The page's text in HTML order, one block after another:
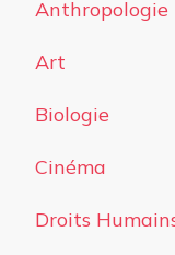
Anthropologie
Art
Biologie
Cinéma
Droits